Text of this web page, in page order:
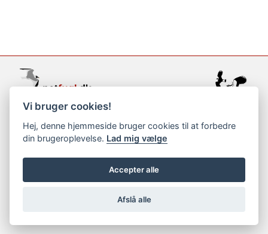
support@netfugl.dk
copyright © 2002-2023
Vi bruger cookies!
Hej, denne hjemmeside bruger cookies til at forbedre
din brugeroplevelse. Lad mig vælge
Accepter alle
Afslå alle